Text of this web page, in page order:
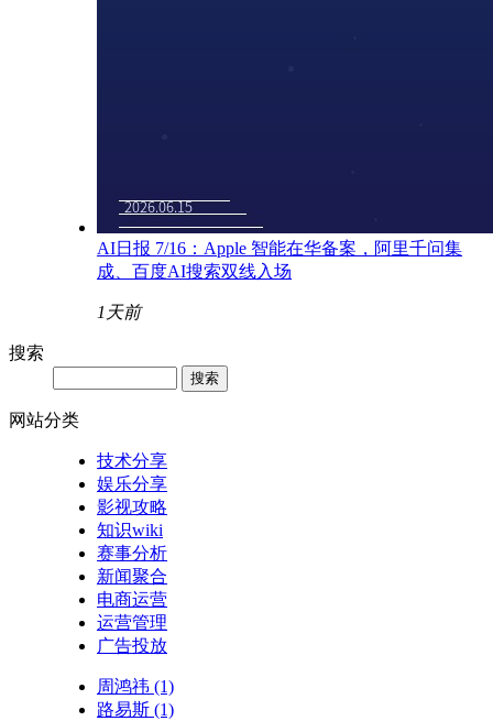
AI日报 7/16：Apple 智能在华备案，阿里千问集
成、百度AI搜索双线入场
1天前
搜索
网站分类
技术分享
娱乐分享
影视攻略
知识wiki
赛事分析
新闻聚合
电商运营
运营管理
广告投放
周鸿祎 (1)
路易斯 (1)